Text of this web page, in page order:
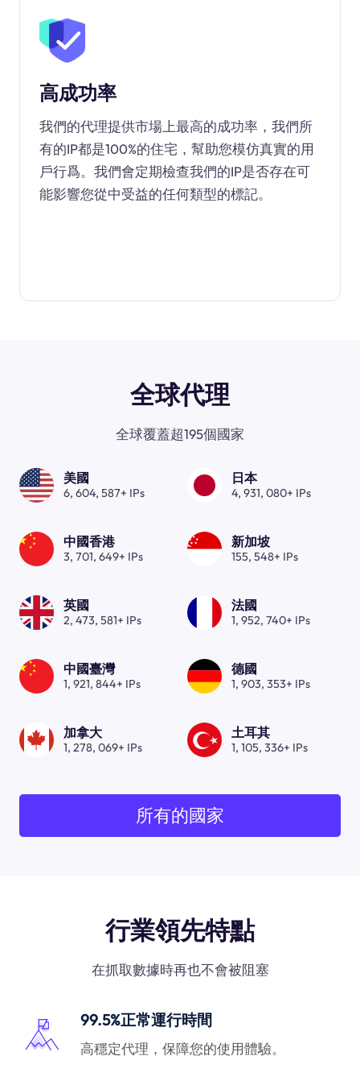
高成功率
我們的代理提供市場上最高的成功率，我們所
有的IP都是100%的住宅，幫助您模仿真實的用
戶行爲。我們會定期檢查我們的IP是否存在可
能影響您從中受益的任何類型的標記。
全球代理
全球覆蓋超195個國家
美國
6, 604, 587+ IPs
日本
4, 931, 080+ IPs
中國香港
3, 701, 649+ IPs
新加坡
155, 548+ IPs
英國
2, 473, 581+ IPs
法國
1, 952, 740+ IPs
中國臺灣
1, 921, 844+ IPs
德國
1, 903, 353+ IPs
加拿大
1, 278, 069+ IPs
土耳其
1, 105, 336+ IPs
所有的國家
行業領先特點
在抓取數據時再也不會被阻塞
99.5%正常運行時間
高穩定代理，保障您的使用體驗。